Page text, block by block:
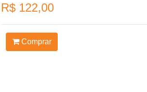
R$ 122,00
Comprar